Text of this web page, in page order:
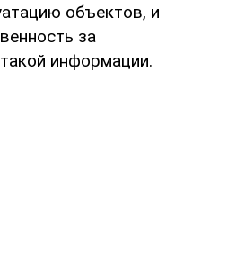
объектов, и
за
информации.